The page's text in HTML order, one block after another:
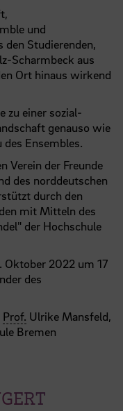
und
Studierenden,
Scharmbeck aus
Ort hinaus wirkend
zu einer sozial-
genauso wie
Ensembles.
Verein der Freunde
des norddeutschen
durch den
mit Mitteln des
der Hochschule
Oktober 2022 um 17
des
Prof. Ulrike Mansfeld,
Bremen